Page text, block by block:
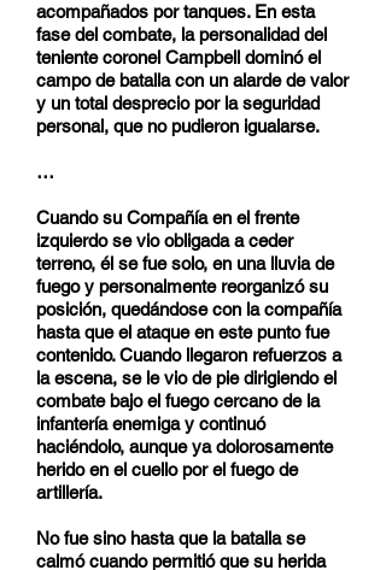
acompañados por tanques. En esta
fase del combate, la personalidad del
teniente coronel Campbell dominó el
campo de batalla con un alarde de valor
y un total desprecio por la seguridad
personal, que no pudieron igualarse.
…
Cuando su Compañía en el frente
izquierdo se vio obligada a ceder
terreno, él se fue solo, en una lluvia de
fuego y personalmente reorganizó su
posición, quedándose con la compañía
hasta que el ataque en este punto fue
contenido. Cuando llegaron refuerzos a
la escena, se le vio de pie dirigiendo el
combate bajo el fuego cercano de la
infantería enemiga y continuó
haciéndolo, aunque ya dolorosamente
herido en el cuello por el fuego de
artillería.
No fue sino hasta que la batalla se
calmó cuando permitió que su herida